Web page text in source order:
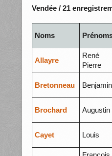
Vendée / 21
Noms
Allayre
René
Pierre
Bretonneau Benjamin
Brochard Augustin
Cayet Louis